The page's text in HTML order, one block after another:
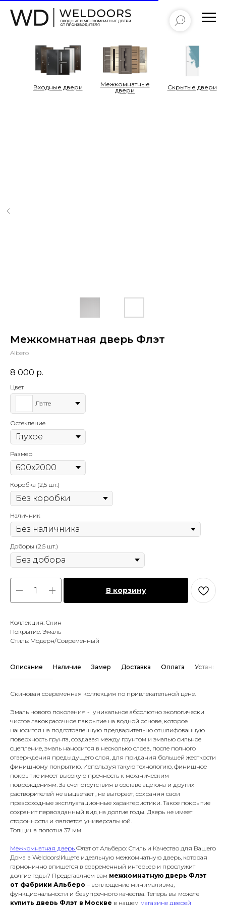
Cкрытые двери
Входные двери
Межкомнатные
двери
Межкомнатная дверь Флэт
Albero
8 000 р.
Цвет
Латте
Остекление
Размер
Коробка (2,5 шт.)
Наличник
Доборы (2,5 шт.)
В корзину
Коллекция: Cкин
Покрытие: Эмаль
Стиль: Модерн/Современный
Описание Наличие Замер Доставка Оплата
Скиновая современная коллекция по привлекательной цене.
Эмаль нового поколения - уникальное абсолютно экологически
чистое лакокрасочное пакрытие на водной основе, которое
наносится на подготовленную предварительно отшлифованную
поверхность грунта, создавая между грунтом и эмалью сильное
сцепление, эмаль наносится в несколько слоев, после полного
отверждения предыдущего слоя, для придания большей жесткости
финишному покрытию. Используя такую технологию, финишное
покрытие имеет высокую прочность к механическим
повреждениям. За счет отсутствия в составе ацетона и других
растворителей не выцветает , не выгорает, сохраняя свои
превосходные эксплуатационные характеристики. Такое покрытие
сохранит первозданный вид на долгие годы. Дверь не имеет
сторонности и является универсальной.
Толщина полотна 37 мм
Межкомнатная дверь Флэт от Альберо: Стиль и Качество для Вашего
Дома в Weldoors!Ищете идеальную межкомнатную дверь, которая
гармонично впишется в современный интерьер и прослужит
долгие годы? Представляем вам межкомнатную дверь Флэт
от фабрики Альберо – воплощение минимализма,
функциональности и безупречного качества. Теперь вы можете
купить дверь Флэт в Москве в нашем магазине дверей